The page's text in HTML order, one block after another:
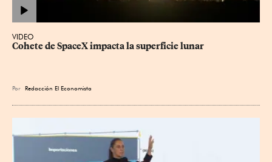
VIDEO
Cohete de SpaceX impacta la superficie lunar
Por Redacción El Economista